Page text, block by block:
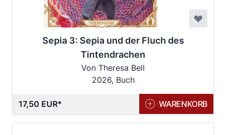
Sepia 3: Sepia und der Fluch des
Tintendrachen
Von Theresa Bell
2026, Buch
17,50 EUR WARENKORB